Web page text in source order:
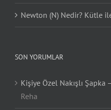
Newton (N) Nedir? Kütle
SON YORUMLAR
Kişiye Özel Nakışlı Şapka
Reha